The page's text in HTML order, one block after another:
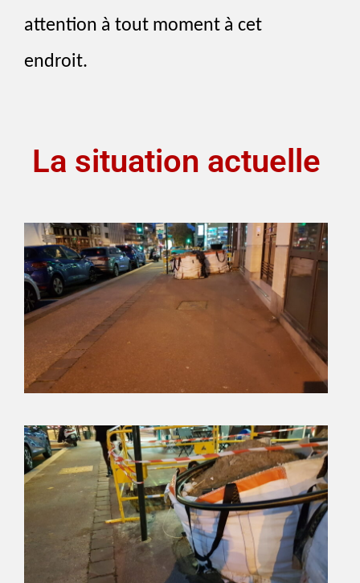
attention à tout moment à cet
endroit.
La situation actuelle